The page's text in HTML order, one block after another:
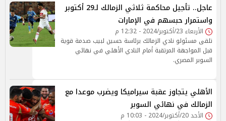
عاجل.. تأجيل محاكمة ثلاثي الزمالك لـ29 أكتوبر
واستمرار حبسهم في الإمارات
الأربعاء 23/أكتوبر/2024 - 12:32 م
تلقى مسئولو نادي الزمالك برئاسة حسين لبيب صدمة قوية
قبل المواجهة المرتقبة أمام النادي الأهلي في نهائي
السوبر المصري.
الأهلي يتجاوز عقبة سيراميكا ويضرب موعدا مع
الزمالك في نهائي السوبر
الأحد 20/أكتوبر/2024 - 10:03 م